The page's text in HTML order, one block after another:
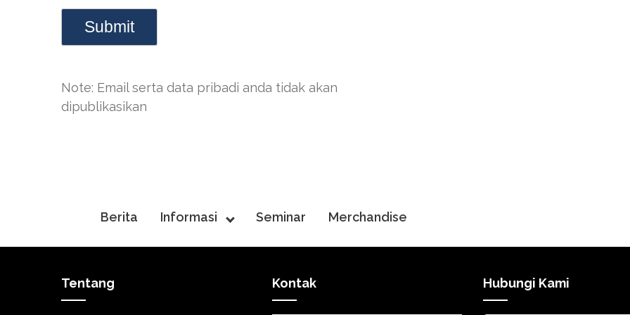
Note: Email serta data pribadi anda tidak akan
dipublikasikan
Berita Informasi Seminar Merchandise
Tentang Kontak Hubungi Kami